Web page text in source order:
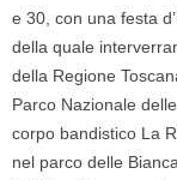
e 30, con una festa
della quale
della Regione
Parco Nazionale
corpo bandistico La
nel parco delle